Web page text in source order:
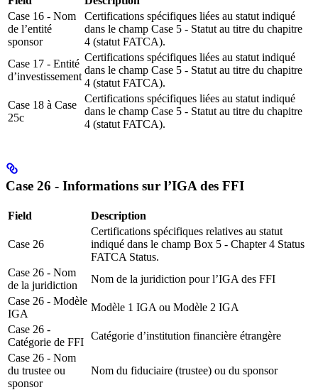
Case 16 - Nom
de l’entité
sponsor
Certifications spécifiques liées au statut indiqué
dans le champ Case 5 - Statut au titre du chapitre
4 (statut FATCA).
Case 17 - Entité
d’investissement
Certifications spécifiques liées au statut indiqué
dans le champ Case 5 - Statut au titre du chapitre
4 (statut FATCA).
Case 18 à Case
25c
Certifications spécifiques liées au statut indiqué
dans le champ Case 5 - Statut au titre du chapitre
4 (statut FATCA).
Case 26 - Informations sur l’IGA des FFI
Field Description
Case 26
Certifications spécifiques relatives au statut
indiqué dans le champ Box 5 - Chapter 4 Status
FATCA Status.
Case 26 - Nom
de la juridiction
Nom de la juridiction pour l’IGA des FFI
Case 26 - Modèle
IGA
Modèle 1 IGA ou Modèle 2 IGA
Case 26 -
Catégorie de FFI
Catégorie d’institution financière étrangère
Case 26 - Nom
du trustee ou
sponsor
Nom du fiduciaire (trustee) ou du sponsor